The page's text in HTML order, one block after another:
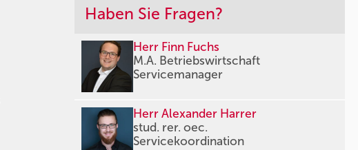
Haben Sie Fragen?
Herr Finn Fuchs
M.A. Betriebswirtschaft
Servicemanager
Herr Alexander Harrer
stud. rer. oec.
Servicekoordination